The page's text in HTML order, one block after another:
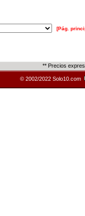
[Pág.
** Precios
© 2002/2022 Solo10.com